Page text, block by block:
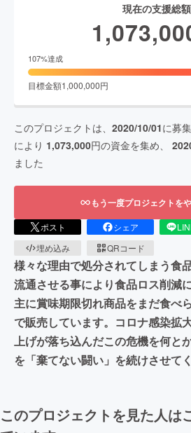
現在の支援総額
107%達成
目標金額1,000,000円
このプロジェクトは、 2020/10/01に募
により 1,073,000円の資金を集め、
ました
もう一度プロジェクトを
ポスト シェア
埋め込み
QRコード
様々な理由で処分されてしまう食
流通させる事により食品ロス削減
主に賞味期限切れ商品をまだ食べ
で販売しています。コロナ感染拡
上げが落ち込んだこの危機を何と
を「棄てない闘い」を続けさせて
このプロジェクトを見た人は